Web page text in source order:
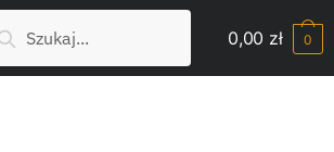
0,00 zł 0
Search